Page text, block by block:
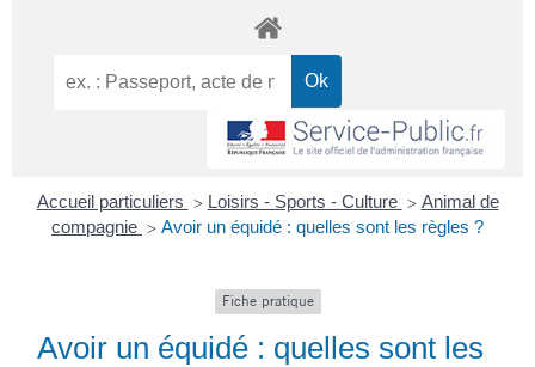
Accueil particuliers > Loisirs - Sports - Culture > Animal de
compagnie > Avoir un équidé : quelles sont les règles ?
Fiche pratique
Avoir un équidé : quelles sont les